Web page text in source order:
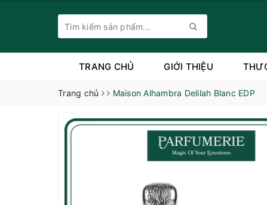
TRANG CHỦ GIỚI THIỆU
Trang chủ Maison Alhambra Delilah Blanc EDP